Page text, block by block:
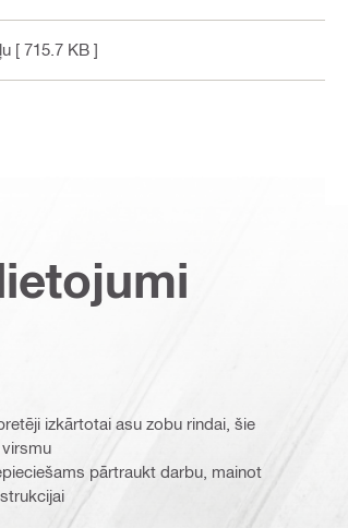
[ 715.7 KB ]
izkārtotai asu zobu rindai, šie
pārtraukt darbu, mainot